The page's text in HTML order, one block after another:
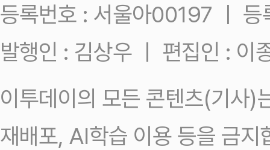
등록번호 : 서울아00197 ㅣ
발행인 : 김상우 ㅣ 편집인 : 이
이투데이의 모든 콘텐츠(기사)
재배포, AI학습 이용 등을 금지